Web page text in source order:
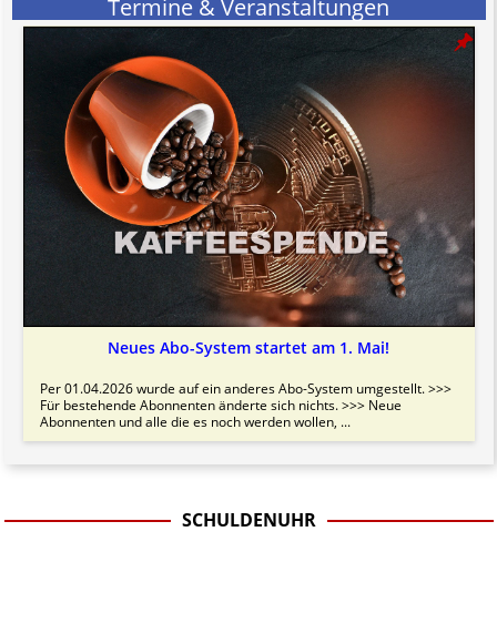
Termine & Veranstaltungen
Neues Abo-System startet am 1. Mai!
Per 01.04.2026 wurde auf ein anderes Abo-System umgestellt. >>>
Für bestehende Abonnenten änderte sich nichts. >>> Neue
Abonnenten und alle die es noch werden wollen, ...
SCHULDENUHR